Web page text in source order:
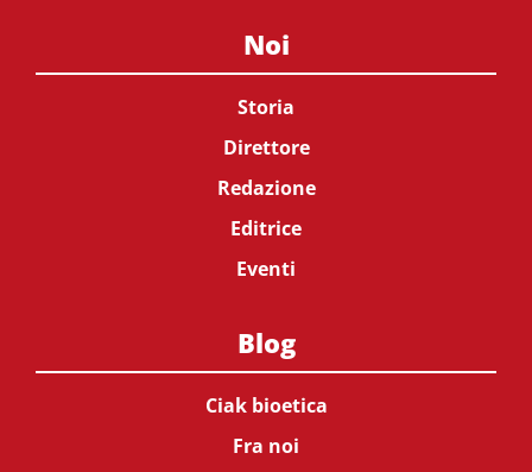
Noi
Storia
Direttore
Redazione
Editrice
Eventi
Blog
Ciak bioetica
Fra noi